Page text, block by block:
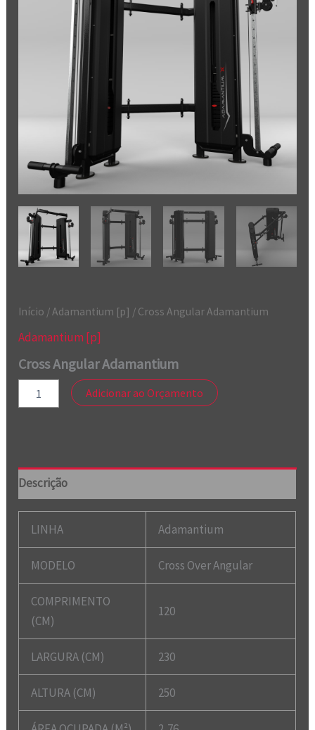
Início /Adamantium [p] / Cross Angular Adamantium
Adamantium [p]
Cross Angular Adamantium
Adicionar ao Orçamento
Descrição
LINHA Adamantium
MODELO Cross Over Angular
COMPRIMENTO
(CM)
120
LARGURA (CM) 230
ALTURA (CM) 250